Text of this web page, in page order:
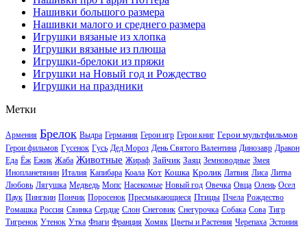
Нашивки большого размера
Нашивки малого и среднего размера
Игрушки вязаные из хлопка
Игрушки вязаные из плюша
Игрушки-брелоки из пряжи
Игрушки на Новый год и Рождество
Игрушки на праздники
Метки
Армения Брелок Выдра Германия Герои игр Герои книг Герои мультфильмов
Герои фильмов Гусенок Гусь Дед Мороз День Святого Валентина Динозавр Дракон
Еда Ёж Ежик Жаба Животные Жираф Зайчик Заяц Земноводные Змея
Инопланетянин Италия Капибара Коала Кот Кошка Кролик Латвия Лиса Литва
Любовь Лягушка Медведь Мопс Насекомые Новый год Овечка Овца Олень Осел
Паук Пингвин Пончик Поросенок Пресмыкающиеся Птицы Пчела Рождество
Ромашка Россия Свинка Сердце Слон Снеговик Снегурочка Собака Сова Тигр
Тигренок Утенок Утка Флаги Франция Хомяк Цветы и Растения Черепаха Эстония